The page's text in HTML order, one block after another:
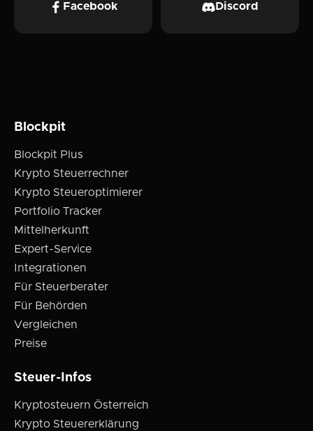
Facebook Discord
Blockpit
Blockpit Plus
Krypto Steuerrechner
Krypto Steueroptimierer
Portfolio Tracker
Mittelherkunft
Expert-Service
Integrationen
Für Steuerberater
Für Behörden
Vergleichen
Preise
Steuer-Infos
Kryptosteuern Österreich
Krypto Steuererklärung